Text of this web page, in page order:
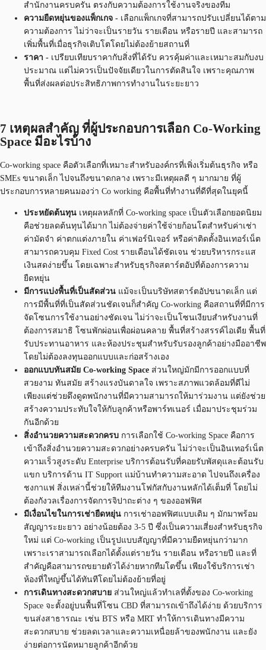
สำนักงานครบครัน ตรงกับความต้องการใช้งานจริงของทีม
ความยืดหยุ่นของแพ็กเกจ - เลือกแพ็กเกจที่สามารถปรับเปลี่ยนได้ตาม
ความต้องการ ไม่ว่าจะเป็นรายวัน รายเดือน หรือรายปี และสามารถ
เพิ่มพื้นที่เมื่อธุรกิจเติบโตโดยไม่ต้องย้ายสถานที่
ราคา - เปรียบเทียบราคากับสิ่งที่ได้รับ ควรคุ้มค่าและเหมาะสมกับงบ
ประมาณ แต่ไม่ควรเป็นปัจจัยเดียวในการตัดสินใจ เพราะคุณภาพ
พื้นที่ส่งผลต่อประสิทธิภาพการทำงานในระยะยาว
7 เหตุผลสำคัญ ที่ผู้ประกอบการเลือก Co-Working
Space มีอะไรบ้าง
Co-working space คือตัวเลือกที่เหมาะสำหรับองค์กรที่เพิ่งเริ่มต้นธุรกิจ หรือ
SMEs ขนาดเล็ก ไปจนถึงขนาดกลาง เพราะมีเหตุผลดี ๆ มากมาย ที่ผู้
ประกอบการหลายคนมองว่า Co working คือพื้นที่ทำงานที่ดีที่สุดในยุคนี้
ประหยัดต้นทุน เหตุผลหลักที่ Co-working space เป็นตัวเลือกยอดนิยม
คือช่วยลดต้นทุนได้มาก ไม่ต้องจ่ายค่าใช้จ่ายก้อนโตสำหรับค่าเช่า
ค่ามัดจำ ค่าตกแต่งภายใน ค่าเฟอร์นิเจอร์ หรือค่าติดตั้งอินเทอร์เน็ต
สามารถควบคุม Fixed Cost รายเดือนได้ชัดเจน ช่วยบริหารกระแส
เงินสดง่ายขึ้น โดยเฉพาะสำหรับธุรกิจสตาร์ตอัปที่ต้องการความ
ยืดหยุ่น
มีการแบ่งพื้นที่เป็นสัดส่วน แม้จะเป็นบริษัทสตาร์ตอัปขนาดเล็ก แต่
การมีพื้นที่ที่เป็นสัดส่วนชัดเจนก็สำคัญ Co-working คือสถานที่ที่มีการ
จัดโซนการใช้งานอย่างชัดเจน ไม่ว่าจะเป็นโซนเงียบสำหรับงานที่
ต้องการสมาธิ โซนพักผ่อนเพื่อผ่อนคลาย พื้นที่สร้างสรรค์ไอเดีย พื้นที่
รับประทานอาหาร และห้องประชุมสำหรับรับรองลูกค้าอย่างมืออาชีพ
โดยไม่ต้องลงทุนออกแบบและก่อสร้างเอง
ออกแบบทันสมัย Co-working Space ส่วนใหญ่มักมีการออกแบบที่
สวยงาม ทันสมัย สร้างแรงบันดาลใจ เพราะสภาพแวดล้อมที่ดีไม่
เพียงแต่ช่วยดึงดูดพนักงานที่มีความสามารถให้มาร่วมงาน แต่ยังช่วย
สร้างความประทับใจให้กับลูกค้าหรือพาร์ทเนอร์ เมื่อมาประชุมร่วม
กันอีกด้วย
สิ่งอำนวยความสะดวกครบ การเลือกใช้ Co-working Space คือการ
เข้าถึงสิ่งอำนวยความสะดวกอย่างครบครัน ไม่ว่าจะเป็นอินเทอร์เน็ต
ความเร็วสูงระดับ Enterprise บริการต้อนรับที่คอยรับพัสดุและต้อนรับ
แขก บริการด้าน IT Support แม่บ้านทำความสะอาด ไปจนถึงเครื่อง
ชงกาแฟ สิ่งเหล่านี้ช่วยให้ทีมงานโฟกัสกับงานหลักได้เต็มที่ โดยไม่
ต้องกังวลเรื่องการจัดการจิปาถะต่าง ๆ ของออฟฟิศ
มีเงื่อนไขในการเช่ายืดหยุ่น การเช่าออฟฟิศแบบเดิม ๆ มักมาพร้อม
สัญญาระยะยาว อย่างน้อยต้อง 3-5 ปี ซึ่งเป็นความเสี่ยงสำหรับธุรกิจ
ใหม่ แต่ Co-working เป็นรูปแบบสัญญาที่มีความยืดหยุ่นกว่ามาก
เพราะเราสามารถเลือกได้ตั้งแต่รายวัน รายเดือน หรือรายปี และที่
สำคัญคือสามารถขยายตัวได้ง่ายหากทีมโตขึ้น เพียงใช้บริการเช่า
ห้องที่ใหญ่ขึ้นได้ทันทีโดยไม่ต้องย้ายที่อยู่
การเดินทางสะดวกสบาย ส่วนใหญ่แล้วทำเลที่ตั้งของ Co-working
Space จะตั้งอยู่บนพื้นที่โซน CBD ที่สามารถเข้าถึงได้ง่าย ด้วยบริการ
ขนส่งสาธารณะ เช่น BTS หรือ MRT ทำให้การเดินทางมีความ
สะดวกสบาย ช่วยลดเวลาและความเหนื่อยล้าของพนักงาน และยัง
ง่ายต่อการนัดหมายลูกค้าอีกด้วย